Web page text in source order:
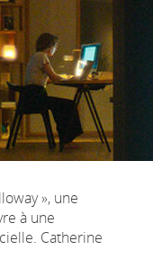
», une
à une
Catherine